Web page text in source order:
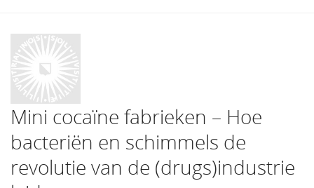
Mini cocaïne fabrieken – Hoe
bacteriën en schimmels de
revolutie van de (drugs)industrie